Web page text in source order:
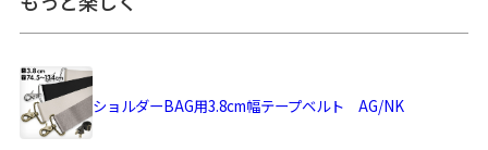
※商品の仕様、価格は予告なく変更する場合があります。
※撥水効果はその特性上、使用頻度と共に徐々に低下してい
ると口金が開きやすくなります。
※内寸、外寸ともに実寸で表記しています。※置いた状態で
ショルダーBAG用3.8cm幅テープベルト AG/NK